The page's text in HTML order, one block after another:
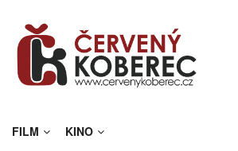
FILM KINO